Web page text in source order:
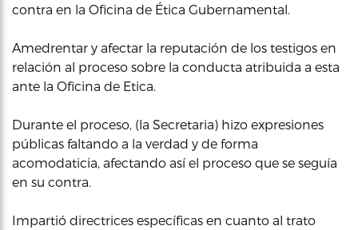
contra en la Oficina de Ética Gubernamental.
Amedrentar y afectar la reputación de los testigos en
relación al proceso sobre la conducta atribuida a esta
ante la Oficina de Etica.
Durante el proceso, (la Secretaria) hizo expresiones
públicas faltando a la verdad y de forma
acomodaticia, afectando así el proceso que se seguía
en su contra.
Impartió directrices específicas en cuanto al trato